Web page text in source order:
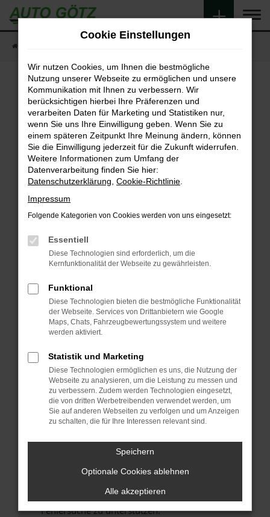
Zum
Hauptinhalt
springen
Fehler: Network Error
Beim Laden ist ein Fehler aufgetreten.
Hier sind ein paar Tipps, die dir helfen können:
Überprüfe deine Firewall und deine
Internetverbindung.
Laden andere Webseiten, zum Beispiel deine
Suchmaschine?
Prüfe deine Browsererweiterungen.
können das Laden bestimmter Seiten
verhindern. Funktioniert die Seite in einem
Fenster?
Starte dein Gerät neu.
Das kann manchmal helfen, vorübergehende
Probleme zu beheben.
Betriebssystem auf dem neuesten Stand
sind.
Veraltete Software birgt nicht nur ein
Sicherheitsrisiko, sondern kann auch dazu
führen, dass bestimmte Funktionen nicht mehr
unterstützt werden.
Wende dich an den Webseitenbetreiber.
Wenn du alle oben genannten Schritte versucht
hast, kontaktiere uns bitte. Wir werden
uns diesen Text schicken, um uns bei der
Fehlersuche zu unterstützen:
Cookie Einstellungen
Wir nutzen Cookies, um Ihnen die bestmögliche
Nutzung unserer Webseite zu ermöglichen und unsere
Kommunikation mit Ihnen zu verbessern. Wir
berücksichtigen hierbei Ihre Präferenzen und
verarbeiten Daten für Marketing und Statistiken nur,
wenn Sie uns Ihre Einwilligung geben. Wenn Sie zu
einem späteren Zeitpunkt Ihre Meinung ändern, können
Sie die Einwilligung jederzeit für die Zukunft widerrufen.
Weitere Informationen zum Umfang der
Datenverarbeitung finden Sie hier:
Datenschutzerklärung Cookie-Richtlinie
Impressum
Folgende Kategorien von Cookies werden von uns eingesetzt:
Essentiell
Diese Technologien sind erforderlich, um die
Kernfunktionalität der Webseite zu gewährleisten.
Funktional
Diese Technologien bieten die bestmögliche Funktionalität
der Webseite. Services von Drittanbietern wie Google
Maps, Chats, Fahrzeugbewertungssystem und weitere
werden aktiviert.
Statistik und Marketing
Diese Technologien ermöglichen es uns, die Nutzung der
Webseite zu analysieren, um die Leistung zu messen und
zu verbessern. Zudem werden Technologien eingesetzt,
die von dritten Werbetreibenden verwendet werden, um
Sie auf anderen Webseiten zu verfolgen und um Anzeigen
zu schalten, die für Ihre Interessen relevant sind.
Speichern
Optionale Cookies ablehnen
Alle akzeptieren